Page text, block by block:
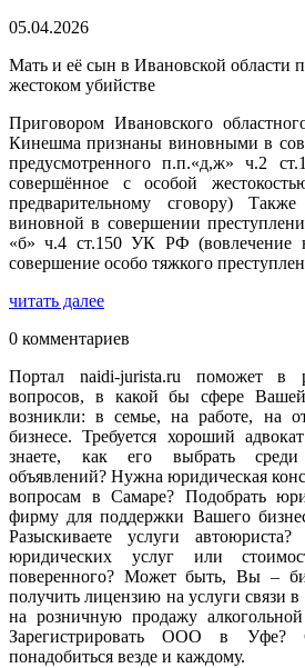
05.04.2026
Мать и её сын в Ивановской области
жестоком убийстве
Приговором Ивановского
Кинешма признаны виновными в
предусмотренного п.п.«д,ж» ч.2
совершённое с особой
предварительному сговору)
виновной в совершении
«б» ч.4 ст.150 УК РФ (вовлечение
совершение особо тяжкого
читать далее
0 комментариев
Портал naidi-jurista.ru поможет в
вопросов, в какой бы сфере
возникли: в семье, на работе, на
бизнесе. Требуется хороший
знаете, как его выбрать
объявлений? Нужна юридическая
вопросам в Самаре? Подобрать
фирму для поддержки Вашего
Разыскиваете услуги
юридических услуг или
поверенного? Может быть, Вы –
получить лицензию на услуги связи
на розничную продажу
Зарегистрировать ООО в Уфе?
понадобиться везде и каждому.